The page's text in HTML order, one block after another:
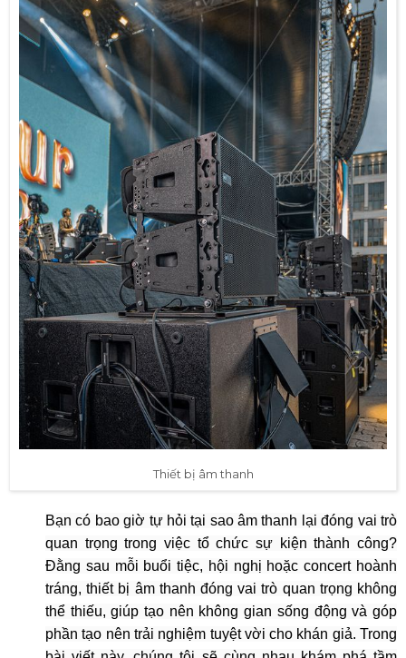
Thiết bị âm thanh
Bạn có bao giờ tự hỏi tại sao âm thanh lại đóng vai trò
quan trọng trong việc tổ chức sự kiện thành công?
Đằng sau mỗi buổi tiệc, hội nghị hoặc concert hoành
tráng, thiết bị âm thanh đóng vai trò quan trọng không
thể thiếu, giúp tạo nên không gian sống động và góp
phần tạo nên trải nghiệm tuyệt vời cho khán giả. Trong